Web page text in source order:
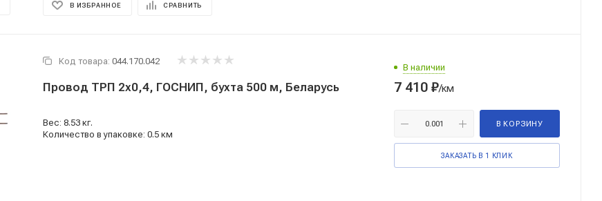
В ИЗБРАННОЕ СРАВНИТЬ
Код товара: 044.170.042
Провод ТРП 2x0,4, ГОСНИП, бухта 500 м, Беларусь
Вес: 8.53 кг.
Количество в упаковке: 0.5 км
В наличии
7 410 ₽/км
В КОРЗИНУ
ЗАКАЗАТЬ В 1 КЛИК